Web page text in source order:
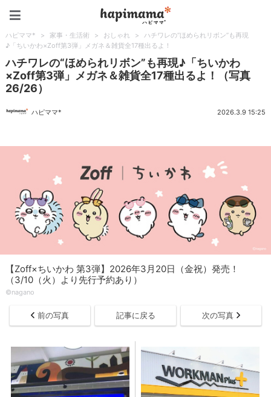
ハピママ* > 家事・生活術 > おしゃれ >
ハチワレの“ほめられリボン”も再現
♪「ちいかわ×Zoff第3弾」メガネ＆雑貨全17種出るよ！
ハチワレの“ほめられリボン”も再現♪「ちいかわ
×Zoff第3弾」メガネ＆雑貨全17種出るよ！（写真
26/26）
ハピママ* 2026.3.9 15:25
【Zoff×ちいかわ 第3弾】2026年3月20日（金祝）発売！
（3/10（火）より先行予約あり）
©nagano
前の写真 記事に戻る 次の写真